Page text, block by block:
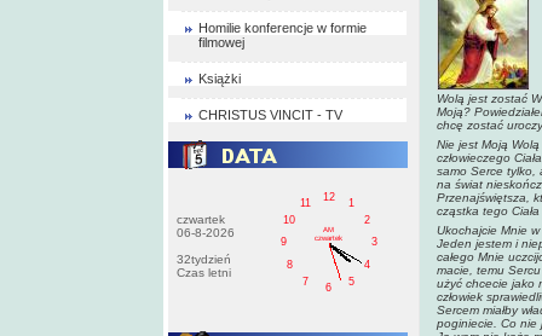
Homilie konferencje w formie
filmowej
Książki
CHRISTUS VINCIT - TV
czwartek
06-8-2026
32tydzień
Czas letni
1
2
3
4
5
6
7
8
9
10
11
12
AM
czwartek
Wolą jest zostać
Moją?
chcę zostać
Nie jest Moją
człowieczego
samo Serce tylko,
na świat
Przenajświętsza,
cząstka tego
Ukochajcie Mnie
Jeden jestem i
całego Mnie
macie, temu
użyć chcecie jako
człowiek
Sercem miałby
poginiecie. Co nie